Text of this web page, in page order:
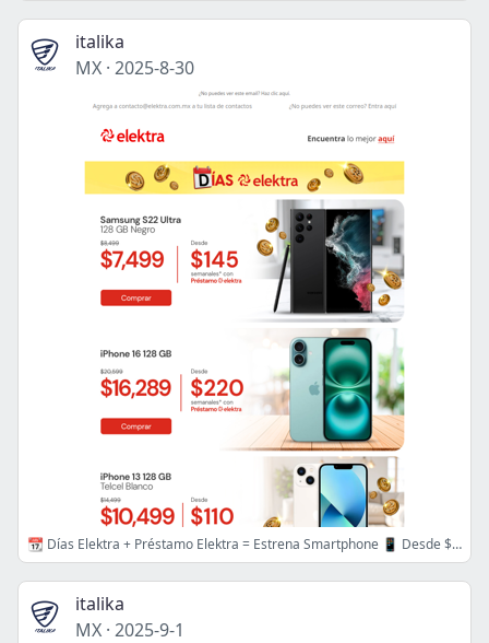
italika
MX · 2025-8-30
📆 Días Elektra + Préstamo Elektra = Estrena Smartphone 📱 Desde $80 semanales✨
italika
MX · 2025-9-1